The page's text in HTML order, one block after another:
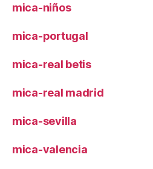
mica-niños
mica-portugal
mica-real betis
mica-real madrid
mica-sevilla
mica-valencia